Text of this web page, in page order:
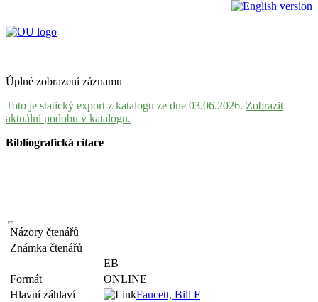
Úplné zobrazení záznamu
Toto je statický export z katalogu ze dne 03.06.2026. Zobrazit
aktuální podobu v katalogu.
Bibliografická citace
Názory čtenářů
Známka čtenářů
EB
Formát
ONLINE
Hlavní záhlaví
Faucett, Bill F